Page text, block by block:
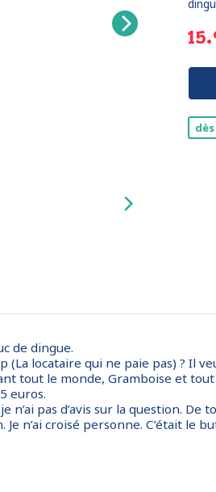
dès
de dingue.
(La locataire qui ne paie pas) ? Il
tout le monde, Gramboise et tout
euros.
pas d’avis sur la question. De
n’ai croisé personne. C’était le